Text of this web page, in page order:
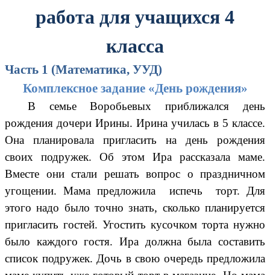
работа для учащихся 4
класса
Часть 1 (Математика, УУД)
Комплексное задание «День рождения»
В семье Воробьевых приближался день
рождения дочери Ирины. Ирина училась в 5 классе.
Она планировала пригласить на день рождения
своих подружек. Об этом Ира рассказала маме.
Вместе они стали решать вопрос о праздничном
угощении. Мама предложила испечь торт. Для
этого надо было точно знать, сколько планируется
пригласить гостей. Угостить кусочком торта нужно
было каждого гостя. Ира должна была составить
список подружек. Дочь в свою очередь предложила